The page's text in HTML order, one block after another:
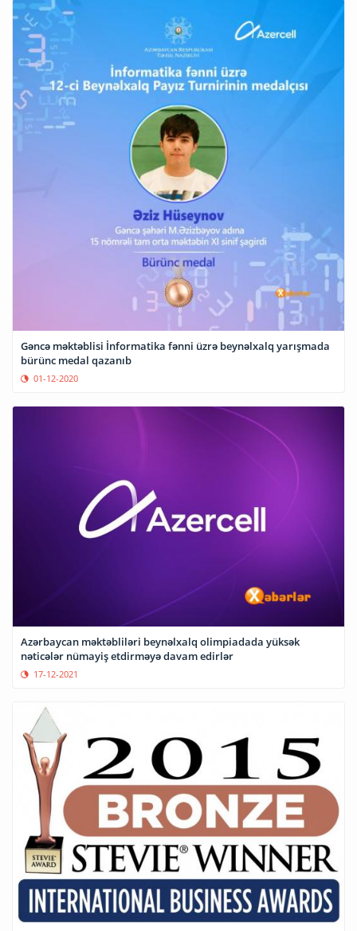
Gəncə məktəblisi İnformatika fənni üzrə beynəlxalq yarışmada
bürünc medal qazanıb
01-12-2020
Azərbaycan məktəbliləri beynəlxalq olimpiadada yüksək
nəticələr nümayiş etdirməyə davam edirlər
17-12-2021